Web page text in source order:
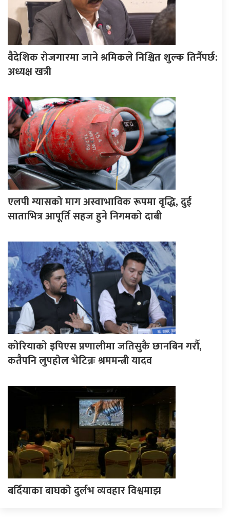
वैदेशिक रोजगारमा जाने श्रमिकले निश्चित शुल्क तिर्नैपर्छ:
अध्यक्ष खत्री
एलपी ग्यासको माग अस्वाभाविक रूपमा वृद्धि, दुई
साताभित्र आपूर्ति सहज हुने निगमको दाबी
कोरियाको इपिएस प्रणालीमा जतिसुकै छानबिन गरौँ,
कतैपनि लुपहोल भेटिन्नः श्रममन्त्री यादव
बर्दियाका बाघको दुर्लभ व्यवहार विश्वमाझ